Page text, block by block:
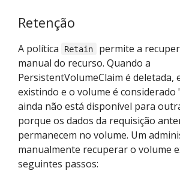
Retenção
A política Retain
permite a
manual do recurso. Quando a
PersistentVolumeClaim é deletada,
existindo e o volume é considerado
ainda não está disponível para
porque os dados da requisição
permanecem no volume. Um
manualmente recuperar o volume
seguintes passos: